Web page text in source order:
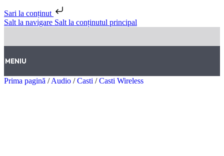
Sari la conținut
Salt la navigare Salt la conținutul principal
MENIU
Prima pagină / Audio / Casti / Casti Wireless